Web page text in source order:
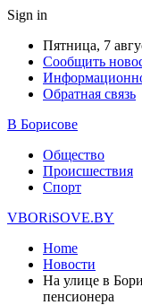
Sign in
Пятница, 7
Сообщить
Обратная связь
В Борисове
Общество
Происшествия
Спорт
VBORiSOVE.BY
Home
Новости
На улице в
пенсионера